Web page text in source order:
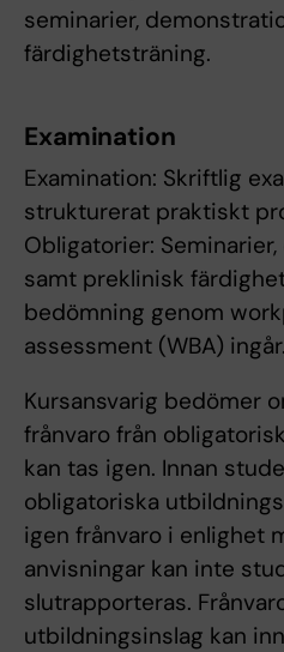
seminarier,
färdighetsträning.
Examination
Examination: Skriftlig
strukturerat praktiskt
Obligatorier:
samt preklinisk
bedömning genom
assessment (WBA) ingår.
Kursansvarig bedömer
frånvaro från
kan tas igen. Innan
obligatoriska
igen frånvaro i enlighet
anvisningar kan inte
slutrapporteras.
utbildningsinslag kan